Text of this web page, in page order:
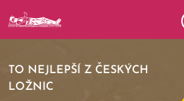
POSTELE NA MÍRU